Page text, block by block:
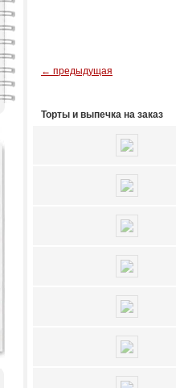
← предыдущая
Торты и выпечка на заказ